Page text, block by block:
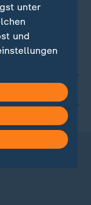
unter
und
unserer